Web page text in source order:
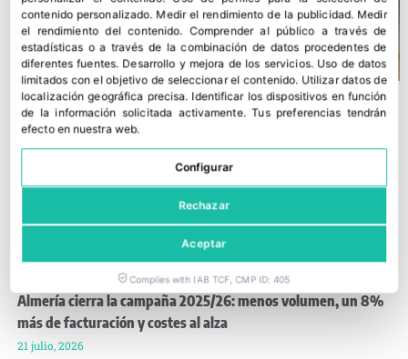
Almería cierra la campaña 2025/26: menos volumen, un 8%
más de facturación y costes al alza
21 julio, 2026
contenido personalizado. Medir el rendimiento de la publicidad. Medir
el rendimiento del contenido.Comprender al público a través de
estadísticas o a través de la combinación de datos procedentes de
diferentes fuentes. Desarrollo y mejora de los servicios. Uso de datos
limitados con el objetivo de seleccionar el contenido. Utilizar datos de
localización geográfica precisa. Identificar los dispositivos en función
de la información solicitada activamente.Tus preferencias tendrán
efecto en nuestra web.
Configurar
Rechazar
Aceptar
Complies with IAB TCF, CMP ID: 405